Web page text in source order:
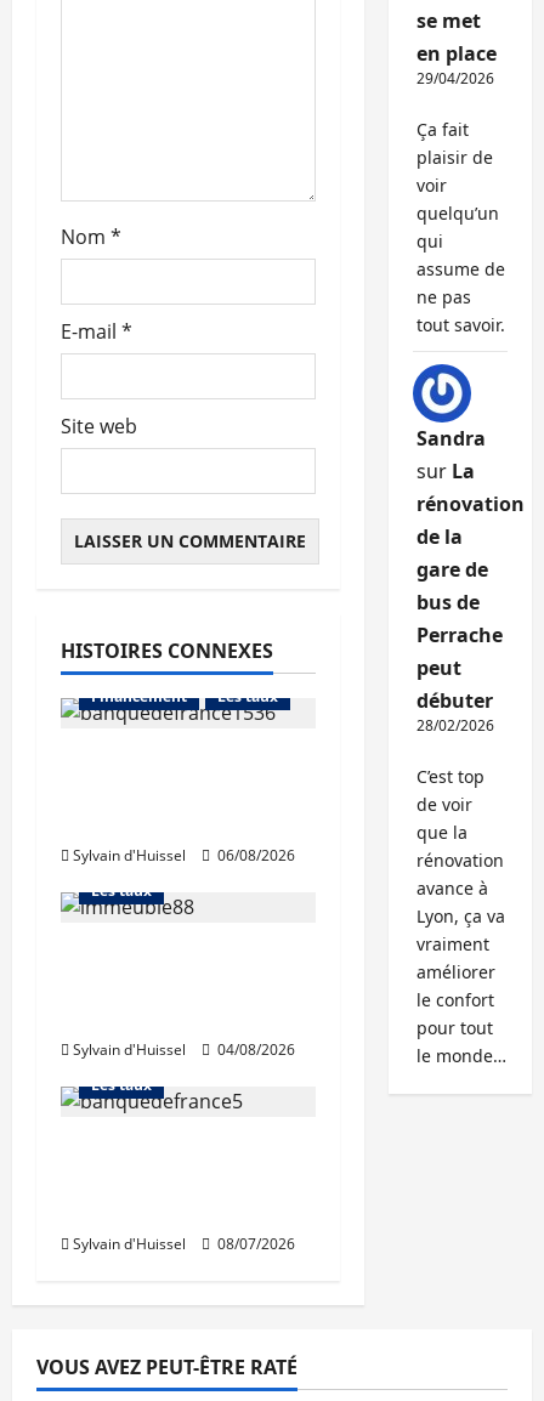
c
l
e
Nom *
E-mail *
Site web
HISTOIRES CONNEXES
Abonnés
Financement
Les taux
Sylvain d'Huissel 06/08/2026
L'avis des courtiers
Les taux
Sylvain d'Huissel 04/08/2026
L'avis des courtiers
Les taux
Sylvain d'Huissel 08/07/2026
se met
en place
29/04/2026
Ça fait
plaisir de
voir
quelqu’un
qui
assume de
ne pas
tout savoir.
Sandra
sur La
rénovation
de la
gare de
bus de
Perrache
peut
débuter
28/02/2026
C’est top
de voir
que la
rénovation
avance à
Lyon, ça va
vraiment
améliorer
le confort
pour tout
le monde…
VOUS AVEZ PEUT-ÊTRE RATÉ